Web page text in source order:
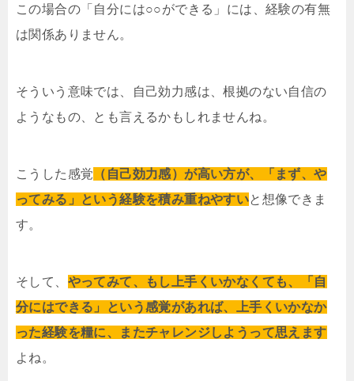
この場合の「自分には○○ができる」には、経験の有無
は関係ありません。
そういう意味では、自己効力感は、根拠のない自信の
ようなもの、とも言えるかもしれませんね。
こうした感覚 （自己効力感）が高い方が、「まず、や
ってみる」という経験を積み重ねやすいと想像できま
す。
そして、 やってみて、もし上手くいかなくても、「自
分にはできる」という感覚があれば、上手くいかなか
った経験を糧に、またチャレンジしようって思えます
よね。